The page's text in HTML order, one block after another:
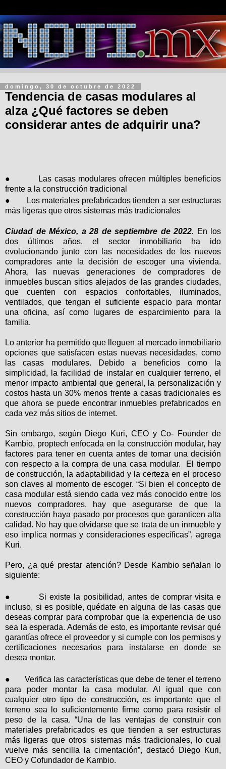
domingo, 30 de octubre de 2022
Tendencia de casas modulares al
alza ¿Qué factores se deben
considerar antes de adquirir una?
●
Las casas modulares ofrecen múltiples beneficios
frente a la construcción tradicional
●
Los materiales prefabricados tienden a ser estructuras
más ligeras que otros sistemas más tradicionales
Ciudad de México, a 28 de septiembre de 2022. En los
dos últimos años, el sector inmobiliario ha ido
evolucionando junto con las necesidades de los nuevos
compradores ante la decisión de escoger una vivienda.
Ahora, las nuevas generaciones de compradores de
inmuebles buscan sitios alejados de las grandes ciudades,
que cuenten con espacios confortables, iluminados,
ventilados, que tengan el suficiente espacio para montar
una oficina, así como lugares de esparcimiento para la
familia.
Lo anterior ha permitido que lleguen al mercado inmobiliario
opciones que satisfacen estas nuevas necesidades, como
las casas modulares. Debido a beneficios como la
simplicidad, la facilidad de instalar en cualquier terreno, el
menor impacto ambiental que general, la personalización y
costos hasta un 30% menos frente a casas tradicionales es
que ahora se puede encontrar inmuebles prefabricados en
cada vez más sitios de internet.
Sin embargo, según Diego Kuri, CEO y Co- Founder de
Kambio, proptech enfocada en la construcción modular, hay
factores para tener en cuenta antes de tomar una decisión
con respecto a la compra de una casa modular.
El tiempo
de construcción, la adaptabilidad y la certeza en el proceso
son claves al momento de escoger. “Si bien el concepto de
casa modular está siendo cada vez más conocido entre los
nuevos compradores, hay que asegurarse de que la
construcción haya pasado por procesos que garanticen alta
calidad. No hay que olvidarse que se trata de un inmueble y
eso implica normas y consideraciones específicas”, agrega
Kuri.
Pero, ¿a qué prestar atención? Desde Kambio señalan lo
siguiente:
●
Si existe la posibilidad, antes de comprar visita e
incluso, si es posible, quédate en alguna de las casas que
deseas comprar para comprobar que la experiencia de uso
sea la esperada. Además de esto, es importante revisar qué
garantías ofrece el proveedor y si cumple con los permisos y
certificaciones necesarios para instalarse en donde se
desea montar.
●
Verifica las características que debe de tener el terreno
para poder montar la casa modular. Al
igual que con
cualquier otro tipo de construcción, es importante que el
terreno sea lo suficientemente firme como para resistir el
peso de la casa. “Una de las ventajas de construir con
materiales prefabricados es que tienden a ser estructuras
más ligeras que otros sistemas más tradicionales, lo cual
vuelve más sencilla la cimentación”, destacó Diego Kuri,
CEO y Cofundador de Kambio.